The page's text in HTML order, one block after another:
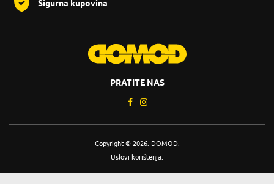
Sigurna kupovina
PRATITE NAS
Copyright © 2026. DOMOD.
Uslovi korištenja